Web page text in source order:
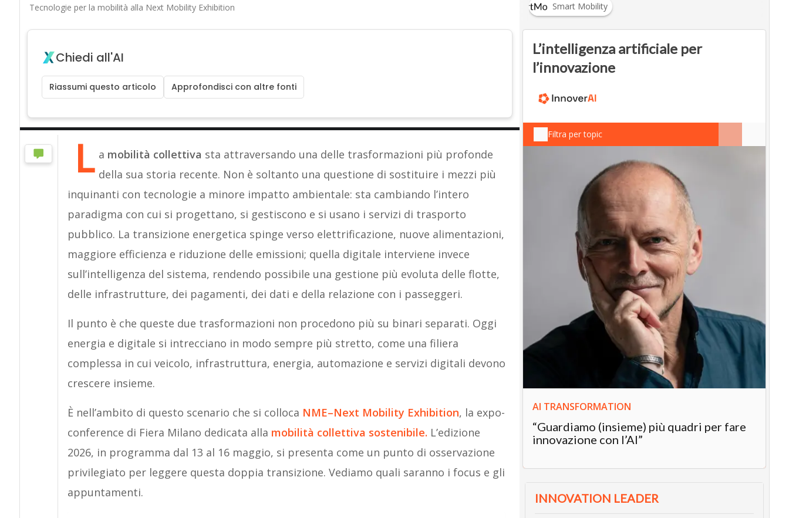
Tecnologie per la mobilità alla Next Mobility Exhibition
Chiedi all'AI
Riassumi questo articolo Approfondisci con altre fonti
L a mobilità collettiva sta attraversando una delle trasformazioni più profonde
della sua storia recente. Non è soltanto una questione di sostituire i mezzi più
inquinanti con tecnologie a minore impatto ambientale: sta cambiando l’intero
paradigma con cui si progettano, si gestiscono e si usano i servizi di trasporto
pubblico. La transizione energetica spinge verso elettrificazione, nuove alimentazioni,
maggiore efficienza e riduzione delle emissioni; quella digitale interviene invece
sull’intelligenza del sistema, rendendo possibile una gestione più evoluta delle flotte,
delle infrastrutture, dei pagamenti, dei dati e della relazione con i passeggeri.
Il punto è che queste due trasformazioni non procedono più su binari separati. Oggi
energia e digitale si intrecciano in modo sempre più stretto, come una filiera
complessa in cui veicolo, infrastruttura, energia, automazione e servizi digitali devono
crescere insieme.
È nell’ambito di questo scenario che si colloca NME–Next Mobility Exhibition, la expo-
conference di Fiera Milano dedicata alla mobilità collettiva sostenibile. L’edizione
2026, in programma dal 13 al 16 maggio, si presenta come un punto di osservazione
privilegiato per leggere questa doppia transizione. Vediamo quali saranno i focus e gli
appuntamenti.
Smart Mobility
L’intelligenza artificiale per
l’innovazione
Filtra per topic
AI TRANSFORMATION
“Guardiamo (insieme) più quadri per fare
innovazione con l’AI”
INNOVATION LEADER